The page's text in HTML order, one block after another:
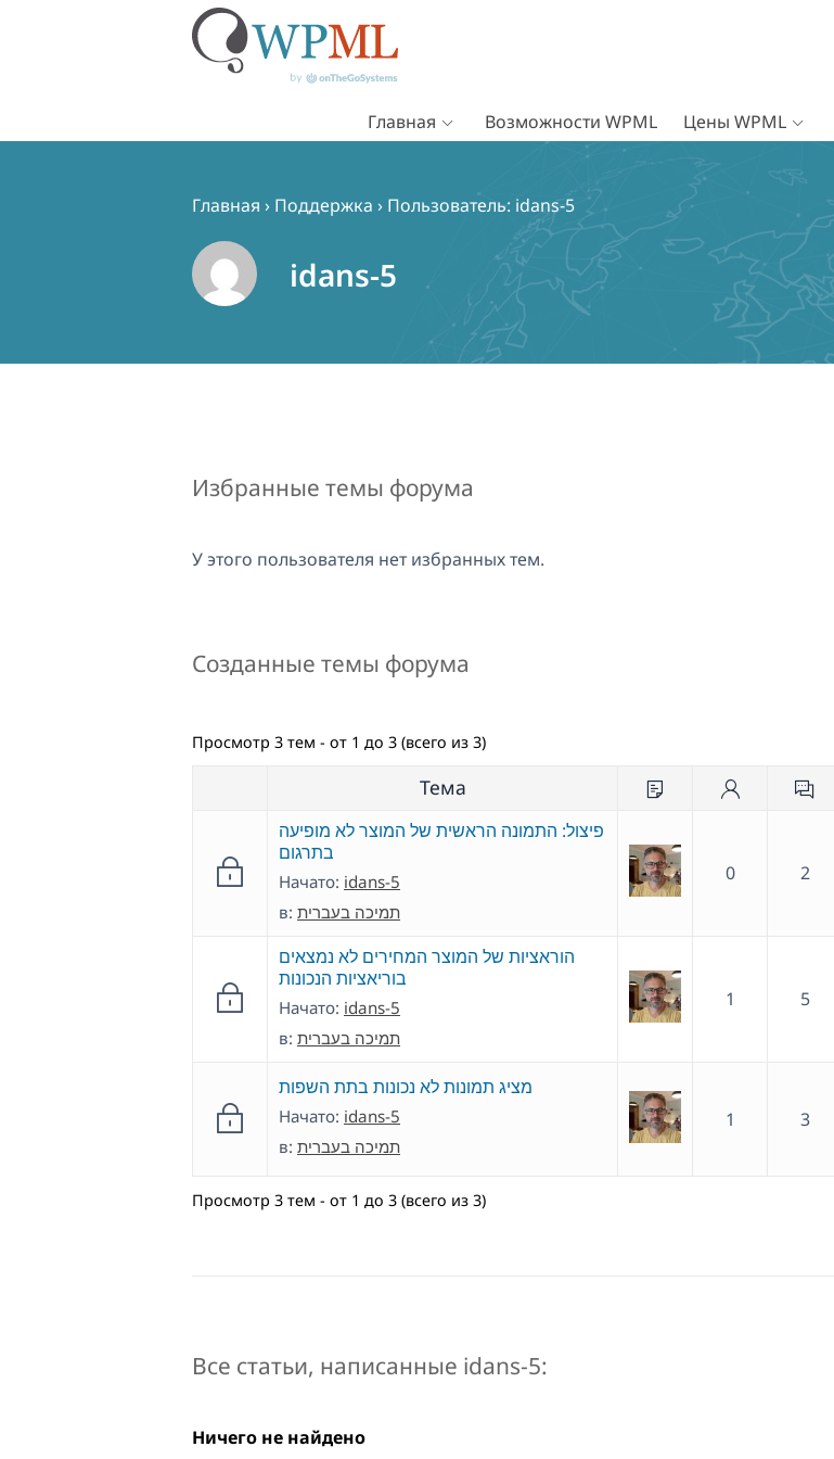
Главная Возможности WPML Цены WPML
Главная › Поддержка › Пользователь: idans-5
idans-5
Избранные темы форума
У этого пользователя нет избранных тем.
Созданные темы форума
Просмотр 3 тем - от 1 до 3 (всего из 3)
Тема
פיצול: התמונה הראשית של המוצר לא מופיעה
בתרגום
Начато: idans-5
в: תמיכה בעברית
0 2
הוראציות של המוצר המחירים לא נמצאים
בוריאציות הנכונות
Начато: idans-5
в: תמיכה בעברית
1 5
מציג תמונות לא נכונות בתת השפות
Начато: idans-5
в: תמיכה בעברית
1 3
Просмотр 3 тем - от 1 до 3 (всего из 3)
Все статьи, написанные idans-5:
Ничего не найдено